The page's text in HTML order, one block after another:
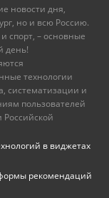
новости дня,
но и всю Россию.
спорт, – основные
день!
технологии
систематизации и
пользователей
Российской
в виджетах
рекомендаций